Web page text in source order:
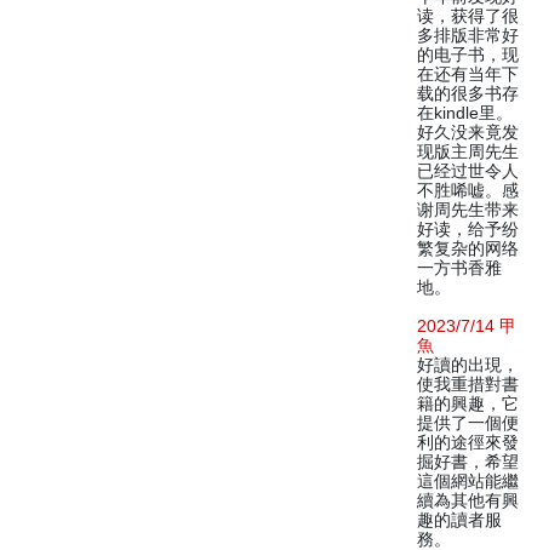
读，获得了很
多排版非常好
的电子书，现
在还有当年下
载的很多书存
在kindle里。
好久没来竟发
现版主周先生
已经过世令人
不胜唏嘘。感
谢周先生带来
好读，给予纷
繁复杂的网络
一方书香雅
地。
2023/7/14 甲
魚
好讀的出現，
使我重措對書
籍的興趣，它
提供了一個便
利的途徑來發
掘好書，希望
這個網站能繼
續為其他有興
趣的讀者服
務。